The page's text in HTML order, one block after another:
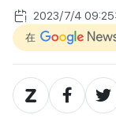
2023/7/4
在